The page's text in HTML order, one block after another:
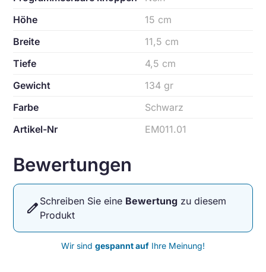
Höhe
15 cm
Breite
11,5 cm
Tiefe
4,5 cm
Gewicht
134 gr
Farbe
Schwarz
Artikel-Nr
EM011.01
Bewertungen
edit Schreiben Sie eine Bewertung zu diesem
Produkt
Wir sind gespannt auf Ihre Meinung!